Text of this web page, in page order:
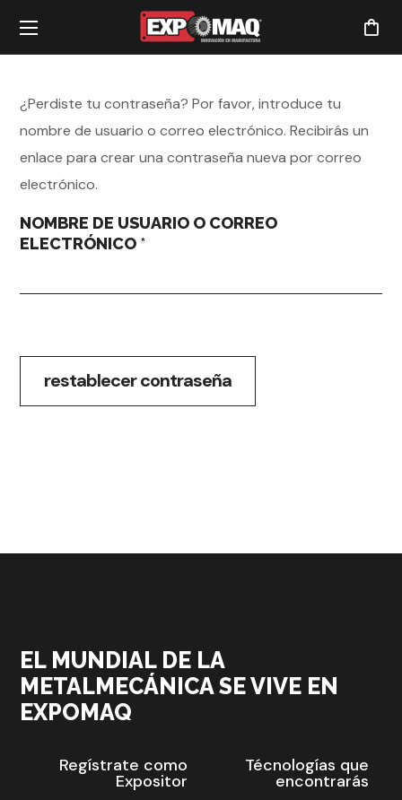
¿Perdiste tu contraseña? Por favor, introduce tu
nombre de usuario o correo electrónico. Recibirás un
enlace para crear una contraseña nueva por correo
electrónico.
NOMBRE DE USUARIO O CORREO
ELECTRÓNICO *
restablecer contraseña
EL MUNDIAL DE LA
METALMECÁNICA SE VIVE EN
EXPOMAQ
Regístrate como
Expositor
Técnologías que
encontrarás